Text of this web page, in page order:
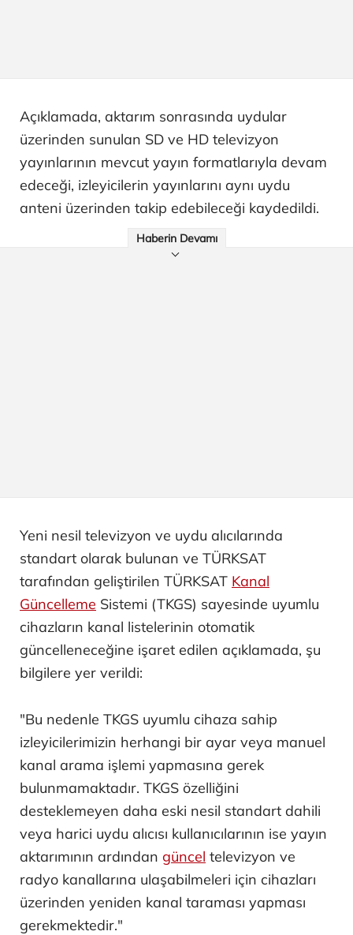
Açıklamada, aktarım sonrasında uydular
üzerinden sunulan SD ve HD televizyon
yayınlarının mevcut yayın formatlarıyla devam
edeceği, izleyicilerin yayınlarını aynı uydu
anteni üzerinden takip edebileceği kaydedildi.
Haberin Devamı
Yeni nesil televizyon ve uydu alıcılarında
standart olarak bulunan ve TÜRKSAT
tarafından geliştirilen TÜRKSAT Kanal
Güncelleme Sistemi (TKGS) sayesinde uyumlu
cihazların kanal listelerinin otomatik
güncelleneceğine işaret edilen açıklamada, şu
bilgilere yer verildi:
"Bu nedenle TKGS uyumlu cihaza sahip
izleyicilerimizin herhangi bir ayar veya manuel
kanal arama işlemi yapmasına gerek
bulunmamaktadır. TKGS özelliğini
desteklemeyen daha eski nesil standart dahili
veya harici uydu alıcısı kullanıcılarının ise yayın
aktarımının ardından güncel televizyon ve
radyo kanallarına ulaşabilmeleri için cihazları
üzerinden yeniden kanal taraması yapması
gerekmektedir."